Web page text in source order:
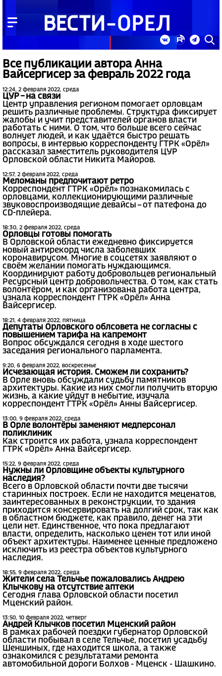
Все публикации автора Анна
Вайсергисер за февраль 2022 года
12:24, 2 февраля 2022, среда
ЦУР – на связи
Центр управления регионом помогает орловцам
решить различные проблемы. Структура фиксирует
жалобы и учит представителей органов власти
работать с ними. О том, что больше всего сейчас
волнует людей, и как удаётся быстро решать
вопросы, в интервью корреспонденту ГТРК «Орёл»
рассказал заместитель руководителя ЦУР
Орловской области Никита Майоров.
12:57, 2 февраля 2022, среда
Меломаны предпочитают ретро
Корреспондент ГТРК «Орёл» познакомилась с
орловцами, коллекционирующими различные
звуковоспроизводящие девайсы – от патефона до
CD-плейера.
18:30, 2 февраля 2022, среда
Орловцы готовы помогать
В Орловской области ежедневно фиксируется
новый антирекорд числа заболевших
коронавирусом. Многие в соцсетях заявляют о
своём желании помогать нуждающимся.
Координируют работу добровольцев региональный
Ресурсный центр добровольчества. О том, как стать
волонтёром, и как организована работа центра,
узнала корреспондент ГТРК «Орёл» Анна
Вайсергисер.
18:21, 4 февраля 2022, пятница
Депутаты Орловского облсовета не согласны с
повышением тарифа на капремонт
Вопрос обсуждался сегодня в ходе шестого
заседания регионального парламента.
9:20, 6 февраля 2022, воскресенье
Исчезающая история. Сможем ли сохранить?
В Орле вновь обсуждали судьбу памятников
архитектуры. Какие из них смогли получить вторую
жизнь, а какие уйдут в небытие, изучала
корреспондент ГТРК «Орёл» Анны Вайсергисер.
13:00, 9 февраля 2022, среда
В Орле волонтёры заменяют медперсонал
поликлиник
Как строится их работа, узнала корреспондент
ГТРК «Орёл» Анна Вайсергисер.
15:22, 9 февраля 2022, среда
Нужны ли Орловщине объекты культурного
наследия?
Всего в Орловской области почти две тысячи
старинных построек. Если не находится меценатов,
заинтересованных в реконструкции, то здания
приходится консервировать на долгий срок, так как
в областном бюджете, как правило, денег на эти
цели нет. Единственное, что пока предлагают
власти, определить, насколько ценен тот или иной
объект архитектуры. Наименее ценные предложено
исключить из реестра объектов культурного
наследия.
18:55, 9 февраля 2022, среда
Жители села Тельчье пожаловались Андрею
Клычкову на отсутствие аптеки
Сегодня глава Орловской области посетил
Мценский район.
13:50, 10 февраля 2022, четверг
Андрей Клычков посетил Мценский район
В рамках рабочей поездки губернатор Орловской
области побывал в селе Тельчье, посетил усадьбу
Шеншиных, где находится школа, а также
ознакомился с результатами ремонта
автомобильной дороги Болхов - Мценск - Шашкино.